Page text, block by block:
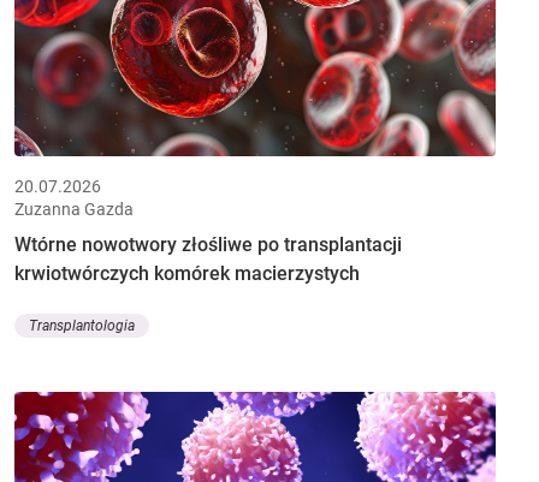
20.07.2026
Zuzanna Gazda
Wtórne nowotwory złośliwe po transplantacji
krwiotwórczych komórek macierzystych
Transplantologia